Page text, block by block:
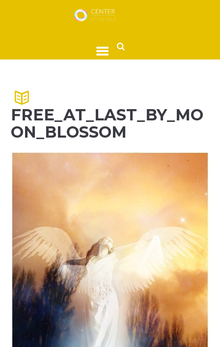
FREE_AT_LAST_BY_MO
ON_BLOSSOM